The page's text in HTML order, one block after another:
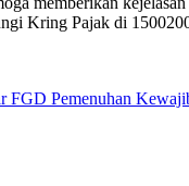
Kring Pajak di
FGD Pemenuhan